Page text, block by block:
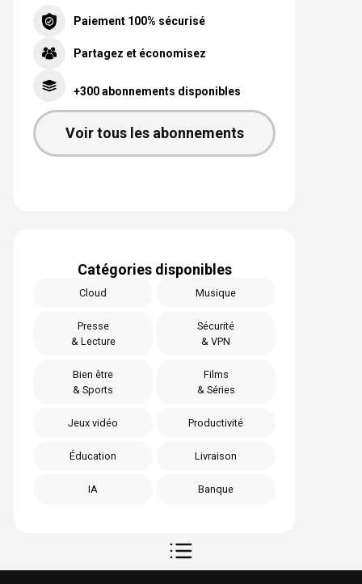
Paiement 100% sécurisé
Partagez et économisez
+300 abonnements disponibles
Voir tous les abonnements
Catégories disponibles
Cloud Musique
Presse
& Lecture
Sécurité
& VPN
Bien être
& Sports
Films
& Séries
Jeux vidéo Productivité
Éducation Livraison
IA Banque